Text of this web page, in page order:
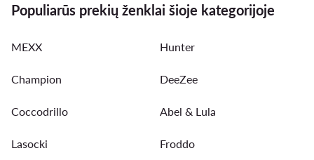
Populiarūs prekių ženklai šioje kategorijoje
MEXX Hunter
Champion DeeZee
Coccodrillo Abel & Lula
Lasocki Froddo